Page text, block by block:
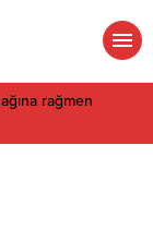
rağmen